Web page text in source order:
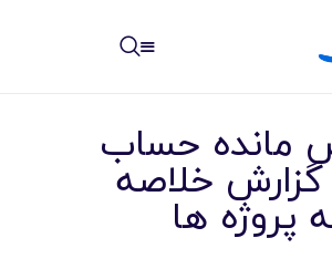
خانه
مانده حساب
خلاصه
پروژه ها